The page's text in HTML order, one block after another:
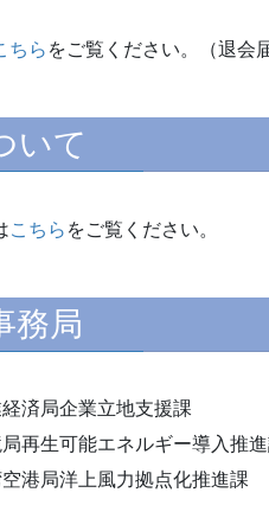
ちら をご覧ください。（退会
いて
こちら をご覧ください。
務局
済局企業立地支援課
再生可能エネルギー導入推
港局洋上風力拠点化推進課